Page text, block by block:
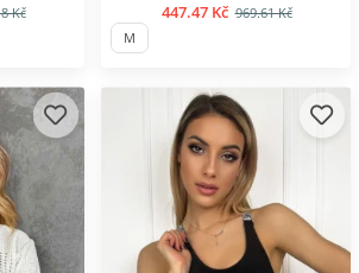
Kč 447.47 Kč 969.61 Kč
M